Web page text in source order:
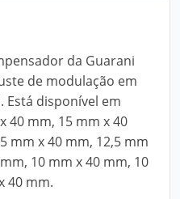
da Guarani
de modulação em
Está disponível em
40 mm, 15 mm x 40
mm x 40 mm, 12,5 mm
10 mm x 40 mm, 10
40 mm.